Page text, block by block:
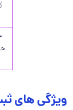
ویژگی های